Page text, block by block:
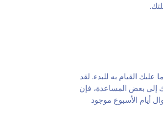
القيام به للبدء. لقد
إلى بعض المساعدة، فإن
أيام الأسبوع موجود